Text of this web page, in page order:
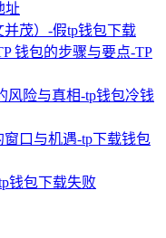
址
茂）-假tp钱包下载
钱包的步骤与要点-TP
风险与真相-tp钱包冷钱
口与机遇-tp下载钱包
钱包下载失败